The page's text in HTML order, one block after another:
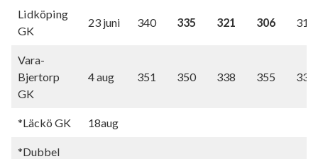
Lidköping
GK
23 juni 340 335 321 306 319
Vara-
Bjertorp
GK
4 aug 351 350 338 355 337
*Läckö GK 18aug
*Dubbel